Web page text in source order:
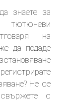
знаете за
тютюневи
на
да подаде
Не се
с